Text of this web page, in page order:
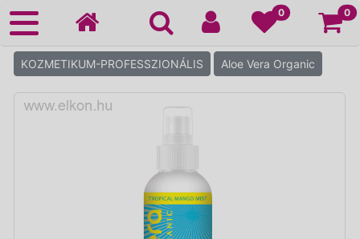
0 0
KOZMETIKUM-PROFESSZIONÁLIS Aloe Vera Organic